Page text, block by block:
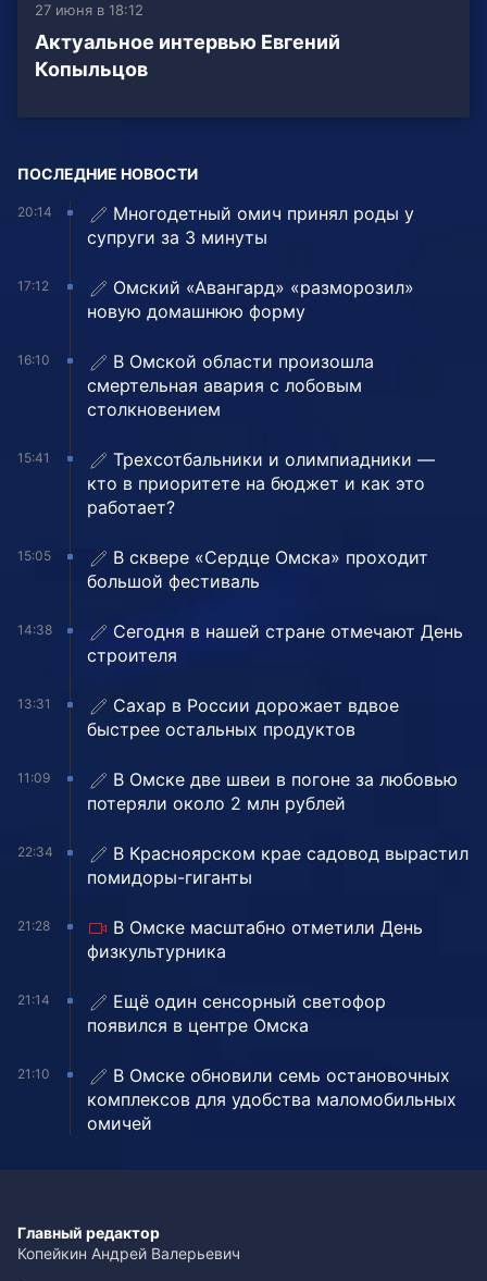
27 июня в 18:12
Актуальное интервью Евгений
Копыльцов
ПОСЛЕДНИЕ НОВОСТИ
20:14
Многодетный омич принял роды у
супруги за 3 минуты
17:12
Омский «Авангард» «разморозил»
новую домашнюю форму
16:10
В Омской области произошла
смертельная авария с лобовым
столкновением
15:41
Трехсотбальники и олимпиадники —
кто в приоритете на бюджет и как это
работает?
15:05
В сквере «Сердце Омска» проходит
большой фестиваль
14:38
Сегодня в нашей стране отмечают День
строителя
13:31
Сахар в России дорожает вдвое
быстрее остальных продуктов
11:09
В Омске две швеи в погоне за любовью
потеряли около 2 млн рублей
22:34
В Красноярском крае садовод вырастил
помидоры-гиганты
21:28
В Омске масштабно отметили День
физкультурника
21:14
Ещё один сенсорный светофор
появился в центре Омска
21:10
В Омске обновили семь остановочных
комплексов для удобства маломобильных
омичей
Главный редактор
Копейкин Андрей Валерьевич